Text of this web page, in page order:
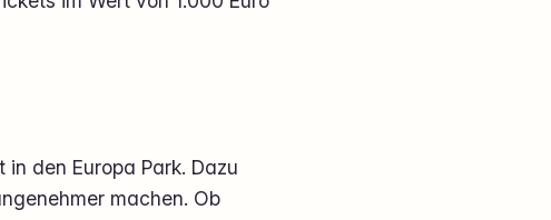
den Europa Park. Dazu
machen. Ob